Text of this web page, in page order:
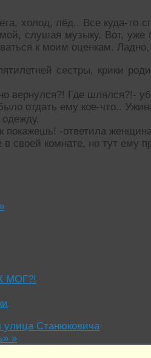
холод, лёд.. Все куда-то
слушая музыку. Вот, уже
к моим оценкам.
сестры, крики
вернулся?! Где шлялся?!-
отдать ему кое-что..
-ответила
своей комнате, но тут ему
МОГ?!
улица Станюковича
»